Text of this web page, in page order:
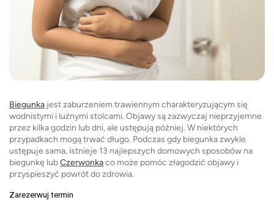
Biegunka jest zaburzeniem trawiennym charakteryzującym się
wodnistymi i luźnymi stolcami. Objawy są zazwyczaj nieprzyjemne
przez kilka godzin lub dni, ale ustępują później. W niektórych
przypadkach mogą trwać długo. Podczas gdy biegunka zwykle
ustępuje sama, istnieje 13 najlepszych domowych sposobów na
biegunkę lubCzerwonkaco może pomóc złagodzić objawy i
przyspieszyć powrót do zdrowia.
Zarezerwuj termin